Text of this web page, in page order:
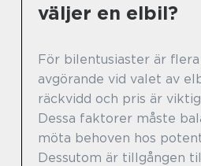
väljer en elbil?
För bilentusiaster är
avgörande vid valet av
räckvidd och pris är
Dessa faktorer måste
möta behoven hos
Dessutom är tillgången